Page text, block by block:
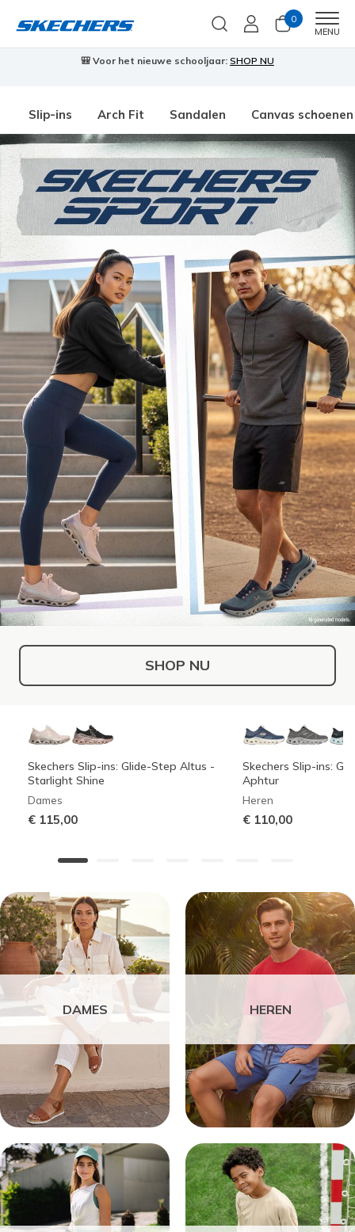
0
MENU
🎒 Voor het nieuwe schooljaar: SHOP NU
Slip-ins Arch Fit Sandalen Canvas schoenen
SHOP NU
Skechers Slip-ins: Glide-Step Altus -
Starlight Shine
Dames
€ 115,00
Skechers Slip-ins:
Aphtur
Heren
€ 110,00
DAMES HEREN